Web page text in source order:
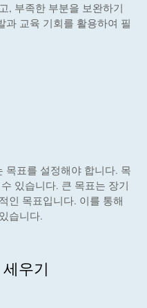
, 부족한 부분을 보완하기
과 교육 기회를 활용하여 필
목표를 설정해야 합니다. 목
있습니다. 큰 목표는 장기
인 목표입니다. 이를 통해
습니다.
우기